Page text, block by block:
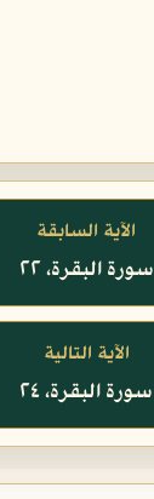
الآية السابقة
سورة البقرة، ٢٢
الآية التالية
سورة البقرة، ٢٤